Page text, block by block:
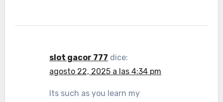
slot gacor 777 dice:
agosto 22, 2025 a las 4:34 pm
Its such as you learn my